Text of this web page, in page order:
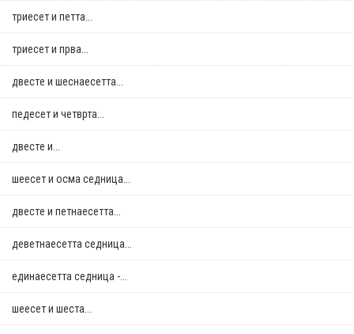
триесет и петта...
триесет и прва...
двестe и шеснаесетта...
педесет и четврта...
двестe и...
шеесет и осма седница...
двестe и петнаесетта...
деветнаесетта седница...
единаесетта седница -...
шеесет и шеста...